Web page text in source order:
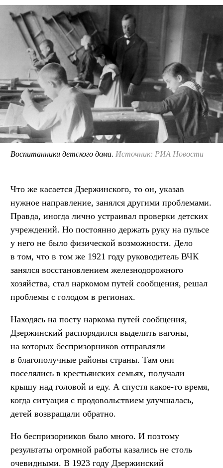
Воспитанники детского дома. Источник: РИА Новости
Что же касается Дзержинского, то он, указав
нужное направление, занялся другими проблемами.
Правда, иногда лично устраивал проверки детских
учреждений. Но постоянно держать руку на пульсе
у него не было физической возможности. Дело
в том, что в том же 1921 году руководитель ВЧК
занялся восстановлением железнодорожного
хозяйства, стал наркомом путей сообщения, решал
проблемы с голодом в регионах.
Находясь на посту наркома путей сообщения,
Дзержинский распорядился выделить вагоны,
на которых беспризорников отправляли
в благополучные районы страны. Там они
поселялись в крестьянских семьях, получали
крышу над головой и еду. А спустя какое-то время,
когда ситуация с продовольствием улучшалась,
детей возвращали обратно.
Но беспризорников было много. И поэтому
результаты огромной работы казались не столь
очевидными. В 1923 году Дзержинский